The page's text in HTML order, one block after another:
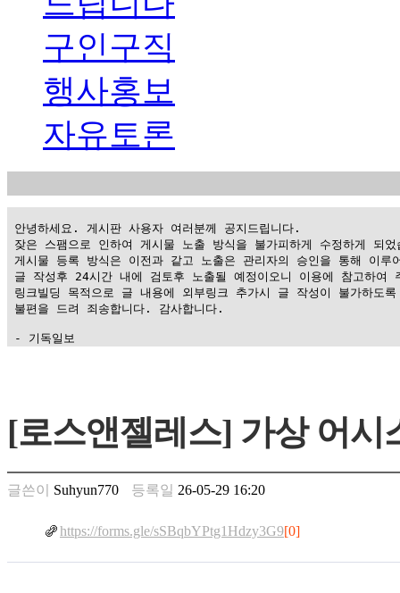
구인구직
행사홍보
자유토론
안녕하세요. 게시판 사용자 여러분께 공지드립니다.
잦은 스팸으로 인하여 게시물 노출 방식을 불가피하게 수정하게 되었
게시물 등록 방식은 이전과 같고 노출은 관리자의 승인을 통해 이루
글 작성후 24시간 내에 검토후 노출될 예정이오니 이용에 참고하여
링크빌딩 목적으로 글 내용에 외부링크 추가시 글 작성이 불가하도
불편을 드려 죄송합니다. 감사합니다.
- 기독일보
남
찾
꼴
[로스앤젤레스] 가상 어시
글쓴이 Suhyun770 등록일 26-05-29 16:20
https://forms.gle/sSBqbYPtg1Hdzy3G9[0]